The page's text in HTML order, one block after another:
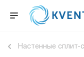
Настенные сплит-